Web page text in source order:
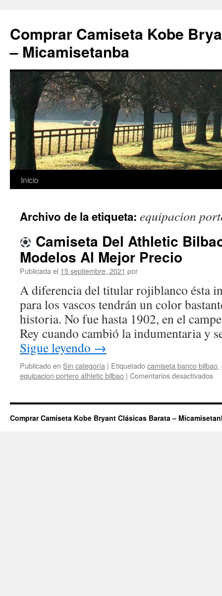
Comprar Camiseta Kobe
– Micamisetanba
Saltar
contenido
Inicio
Archivo de la etiqueta: equipacion
Camiseta Del Athletic
Modelos Al Mejor Precio
Publicada el 15 septiembre, 2021 por
A diferencia del titular rojiblanco ésta
para los vascos tendrán un color
historia. No fue hasta 1902, en el
Rey cuando cambió la indumentaria y
Sigue leyendo →
Publicado en Sin categoría | Etiquetadocamiseta banco bilbao,
equipacion portero athletic bilbao | Comentarios desactivadosen
Comprar Camiseta Kobe Bryant Clásicas Barata –